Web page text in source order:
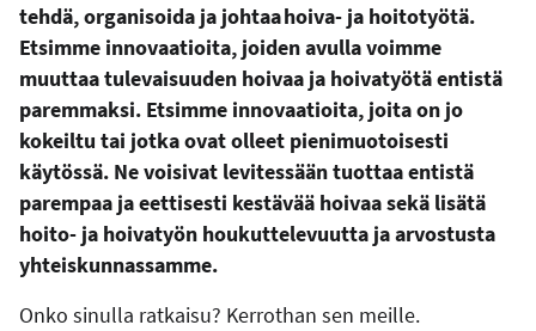
tehdä, organisoida ja johtaa hoiva- ja hoitotyötä.
Etsimme innovaatioita, joiden avulla voimme
muuttaa tulevaisuuden hoivaa ja hoivatyötä entistä
paremmaksi. Etsimme innovaatioita, joita on jo
kokeiltu tai jotka ovat olleet pienimuotoisesti
käytössä. Ne voisivat levitessään tuottaa entistä
parempaa ja eettisesti kestävää hoivaa sekä lisätä
hoito- ja hoivatyön houkuttelevuutta ja arvostusta
yhteiskunnassamme.
Onko sinulla ratkaisu? Kerrothan sen meille.